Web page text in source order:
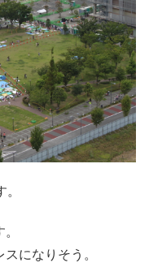
になりそう。